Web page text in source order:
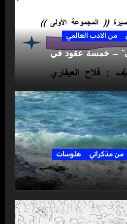
من الادب العالمي
— خمسة عقود في
من مذكراتي هلوسات